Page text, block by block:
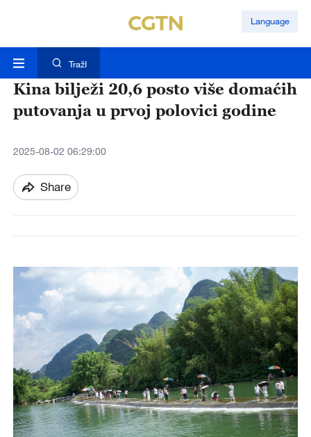
Language
TražI
Kina bilježi 20,6 posto više domaćih
putovanja u prvoj polovici godine
2025-08-02 06:29:00
Share